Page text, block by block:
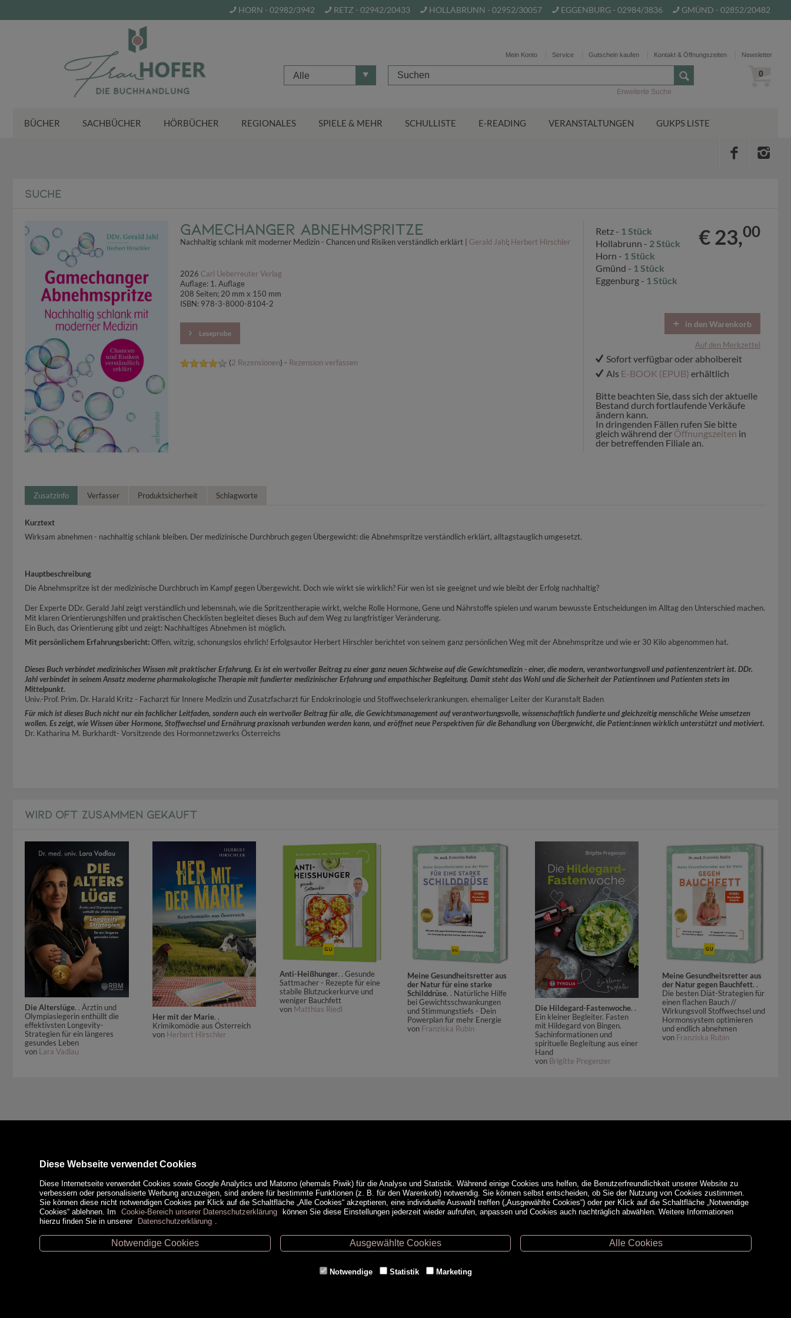
HORN - 02982/3942 RETZ - 02942/20433 HOLLABRUNN - 02952/30057 EGGENBURG - 02984/3836 GMÜND - 02852/20482
Mein Konto Service Gutschein kaufen Kontakt & Öffnungszeiten Newsletter
Alle 0
Erweiterte Suche
BÜCHER SACHBÜCHER HÖRBÜCHER REGIONALES SPIELE & MEHR SCHULLISTE E-READING VERANSTALTUNGEN GUKPS LISTE
SUCHE
Gamechanger Abnehmspritze
Nachhaltig schlank mit moderner Medizin - Chancen und Risiken verständlich erklärt | Gerald Jahl; Herbert Hirschler
2026 Carl Ueberreuter Verlag
Auflage: 1. Auflage
208 Seiten; 20 mm x 150 mm
ISBN: 978-3-8000-8104-2
Leseprobe
(2 Rezensionen) - Rezension verfassen
Retz - 1 Stück
Hollabrunn - 2 Stück
Horn - 1 Stück
Gmünd - 1 Stück
Eggenburg - 1 Stück
€ 23,00
in den Warenkorb
Auf den Merkzettel
Sofort verfügbar oder abholbereit
Als E-BOOK (EPUB) erhältlich
Bitte beachten Sie, dass sich der aktuelle
Bestand durch fortlaufende Verkäufe
ändern kann.
In dringenden Fällen rufen Sie bitte
gleich während der Öffnungszeiten in
der betreffenden Filiale an.
Zusatzinfo Verfasser Produktsicherheit Schlagworte
Kurztext
Wirksam abnehmen - nachhaltig schlank bleiben. Der medizinische Durchbruch gegen Übergewicht: die Abnehmspritze verständlich erklärt, alltagstauglich umgesetzt.
Hauptbeschreibung
Die Abnehmspritze ist der medizinische Durchbruch im Kampf gegen Übergewicht. Doch wie wirkt sie wirklich? Für wen ist sie geeignet und wie bleibt der Erfolg nachhaltig?
Der Experte DDr. Gerald Jahl zeigt verständlich und lebensnah, wie die Spritzentherapie wirkt, welche Rolle Hormone, Gene und Nährstoffe spielen und warum bewusste Entscheidungen im Alltag den Unterschied machen.
Mit klaren Orientierungshilfen und praktischen Checklisten begleitet dieses Buch auf dem Weg zu langfristiger Veränderung.
Ein Buch, das Orientierung gibt und zeigt: Nachhaltiges Abnehmen ist möglich.
Mit persönlichem Erfahrungsbericht:Offen, witzig, schonungslos ehrlich! Erfolgsautor Herbert Hirschler berichtet von seinem ganz persönlichen Weg mit der Abnehmspritze und wie er 30 Kilo abgenommen hat.
Dieses Buch verbindet medizinisches Wissen mit praktischer Erfahrung. Es ist ein wertvoller Beitrag zu einer ganz neuen Sichtweise auf die Gewichtsmedizin - einer, die modern, verantwortungsvoll und patientenzentriert ist. DDr.
Jahl verbindet in seinem Ansatz moderne pharmakologische Therapie mit fundierter medizinischer Erfahrung und empathischer Begleitung. Damit steht das Wohl und die Sicherheit der Patientinnen und Patienten stets im
Mittelpunkt.
Univ.-Prof. Prim. Dr. Harald Kritz - Facharzt für Innere Medizin und Zusatzfacharzt für Endokrinologie und Stoffwechselerkrankungen. ehemaliger Leiter der Kuranstalt Baden
Für mich ist dieses Buch nicht nur ein fachlicher Leitfaden, sondern auch ein wertvoller Beitrag für alle, die Gewichtsmanagement auf verantwortungsvolle, wissenschaftlich fundierte und gleichzeitig menschliche Weise umsetzen
wollen. Es zeigt, wie Wissen über Hormone, Stoffwechsel und Ernährung praxisnah verbunden werden kann, und eröffnet neue Perspektiven für die Behandlung von Übergewicht, die Patient:innen wirklich unterstützt und motiviert.
Dr. Katharina M. Burkhardt- Vorsitzende des Hormonnetzwerks Österreichs
WIRD OFT ZUSAMMEN GEKAUFT
Die Alterslüge. . Ärztin und
Olympiasiegerin enthüllt die
effektivsten Longevity-
Strategien für ein längeres
gesundes Leben
von Lara Vadlau
Her mit der Marie. .
Krimikomödie aus Österreich
von Herbert Hirschler
Anti-Heißhunger. . Gesunde
Sattmacher - Rezepte für eine
stabile Blutzuckerkurve und
weniger Bauchfett
von Matthias Riedl
Meine Gesundheitsretter aus
der Natur für eine starke
Schilddrüse. . Natürliche Hilfe
bei Gewichtsschwankungen
und Stimmungstiefs - Dein
Powerplan für mehr Energie
von Franziska Rubin
Die Hildegard-Fastenwoche. .
Ein kleiner Begleiter. Fasten
mit Hildegard von Bingen.
Sachinformationen und
spirituelle Begleitung aus einer
Hand
von Brigitte Pregenzer
Meine Gesundheitsretter aus
der Natur gegen Bauchfett. .
Die besten Diät-Strategien für
einen flachen Bauch //
Wirkungsvoll Stoffwechsel und
Hormonsystem optimieren
und endlich abnehmen
von Franziska Rubin
Unsere Öffnungszeiten Zahlungsmethoden Service
Versandkosten
Diese Webseite verwendet Cookies
Diese Internetseite verwendet Cookies sowie Google Analytics und Matomo (ehemals Piwik) für die Analyse und Statistik. Während einige Cookies uns helfen, die Benutzerfreundlichkeit unserer Website zu
verbessern oder personalisierte Werbung anzuzeigen, sind andere für bestimmte Funktionen (z. B. für den Warenkorb) notwendig. Sie können selbst entscheiden, ob Sie der Nutzung von Cookies zustimmen.
Sie können diese nicht notwendigen Cookies per Klick auf die Schaltfläche „Alle Cookies“ akzeptieren, eine individuelle Auswahl treffen („Ausgewählte Cookies“) oder per Klick auf die Schaltfläche „Notwendige
Cookies“ ablehnen. Im
Cookie-Bereich unserer Datenschutzerklärung
können Sie diese Einstellungen jederzeit wieder aufrufen, anpassen und Cookies auch nachträglich abwählen. Weitere Informationen
hierzu finden Sie in unserer
Datenschutzerklärung
Notwendige Cookies Ausgewählte Cookies Alle Cookies
Notwendige Statistik Marketing